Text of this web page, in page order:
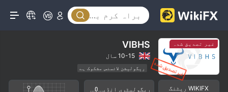
غیر تصدیق شدہ VIBHS
10-15 سال
ریگولیشن لائسنس مشکوک ہے
کاروباری علاقے میں شبہات
اعلیٰ سطح کے خطرات
WIKIFX ریٹنگ
0
0
1
2
3
4
5
6
7
3.90